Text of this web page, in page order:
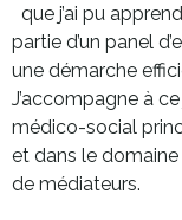
que j’ai pu
partie d’un panel
une démarche
J’accompagne à
médico-social
et dans le
de médiateurs.